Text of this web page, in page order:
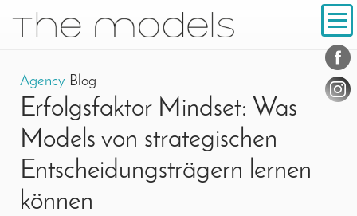
Navigation
Agency Blog
Erfolgsfaktor Mindset: Was
Models von strategischen
Entscheidungsträgern lernen
können